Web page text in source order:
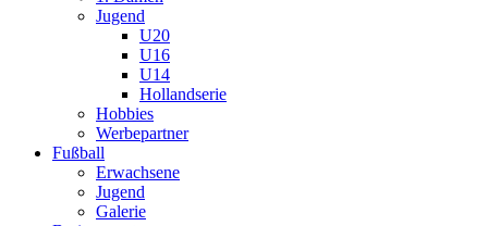
Jugend
U20
U16
U14
Hollandserie
Hobbies
Werbepartner
Fußball
Erwachsene
Jugend
Galerie